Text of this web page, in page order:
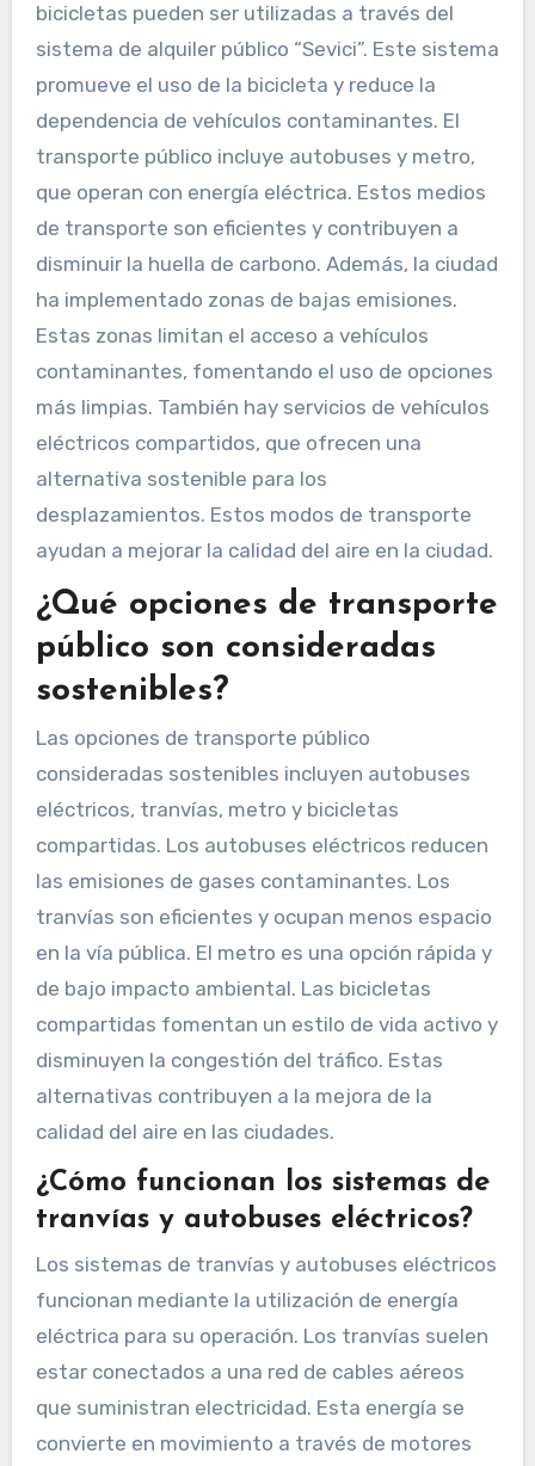
bicicletas pueden ser utilizadas a través del
sistema de alquiler público “Sevici”. Este sistema
promueve el uso de la bicicleta y reduce la
dependencia de vehículos contaminantes. El
transporte público incluye autobuses y metro,
que operan con energía eléctrica. Estos medios
de transporte son eficientes y contribuyen a
disminuir la huella de carbono. Además, la ciudad
ha implementado zonas de bajas emisiones.
Estas zonas limitan el acceso a vehículos
contaminantes, fomentando el uso de opciones
más limpias. También hay servicios de vehículos
eléctricos compartidos, que ofrecen una
alternativa sostenible para los
desplazamientos. Estos modos de transporte
ayudan a mejorar la calidad del aire en la ciudad.
¿Qué opciones de transporte
público son consideradas
sostenibles?
Las opciones de transporte público
consideradas sostenibles incluyen autobuses
eléctricos, tranvías, metro y bicicletas
compartidas. Los autobuses eléctricos reducen
las emisiones de gases contaminantes. Los
tranvías son eficientes y ocupan menos espacio
en la vía pública. El metro es una opción rápida y
de bajo impacto ambiental. Las bicicletas
compartidas fomentan un estilo de vida activo y
disminuyen la congestión del tráfico. Estas
alternativas contribuyen a la mejora de la
calidad del aire en las ciudades.
¿Cómo funcionan los sistemas de
tranvías y autobuses eléctricos?
Los sistemas de tranvías y autobuses eléctricos
funcionan mediante la utilización de energía
eléctrica para su operación. Los tranvías suelen
estar conectados a una red de cables aéreos
que suministran electricidad. Esta energía se
convierte en movimiento a través de motores